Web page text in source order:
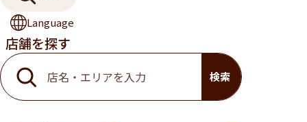
Language
店舗を探す
検索